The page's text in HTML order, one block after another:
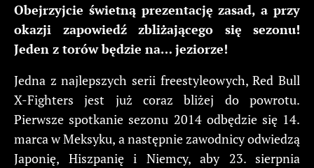
Obejrzyjcie świetną prezentację zasad, a przy
okazji zapowiedź zbliżającego się sezonu!
Jeden z torów będzie na… jeziorze!
Jedna z najlepszych serii freestyleowych, Red Bull
X-Fighters jest już coraz bliżej do powrotu.
Pierwsze spotkanie sezonu 2014 odbędzie się 14.
marca w Meksyku, a następnie zawodnicy odwiedzą
Japonię, Hiszpanię i Niemcy, aby 23. sierpnia